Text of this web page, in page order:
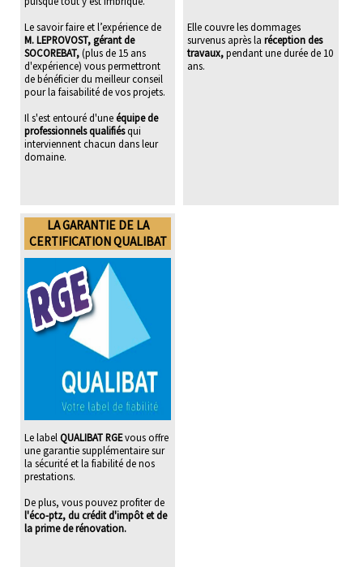
Le savoir faire et l’expérience de
M. LEPROVOST, gérant de
SOCOREBAT,(plus de 15 ans
d'expérience) vous permettront
de bénéficier du meilleur conseil
pour la faisabilité de vos projets.
Il s'est entouré d'uneéquipe de
professionnels qualifiésqui
interviennent chacun dans leur
domaine.
Elle couvre les dommages
survenus après laréception des
travaux,pendant une durée de 10
ans.
LA GARANTIE DE LA
CERTIFICATION QUALIBAT
Le label QUALIBAT RGEvous offre
une garantie supplémentaire sur
la sécurité et la fiabilité de nos
prestations.
De plus, vous pouvez profiter de
l'éco-ptz, du crédit d'impôt et de
la prime de rénovation.